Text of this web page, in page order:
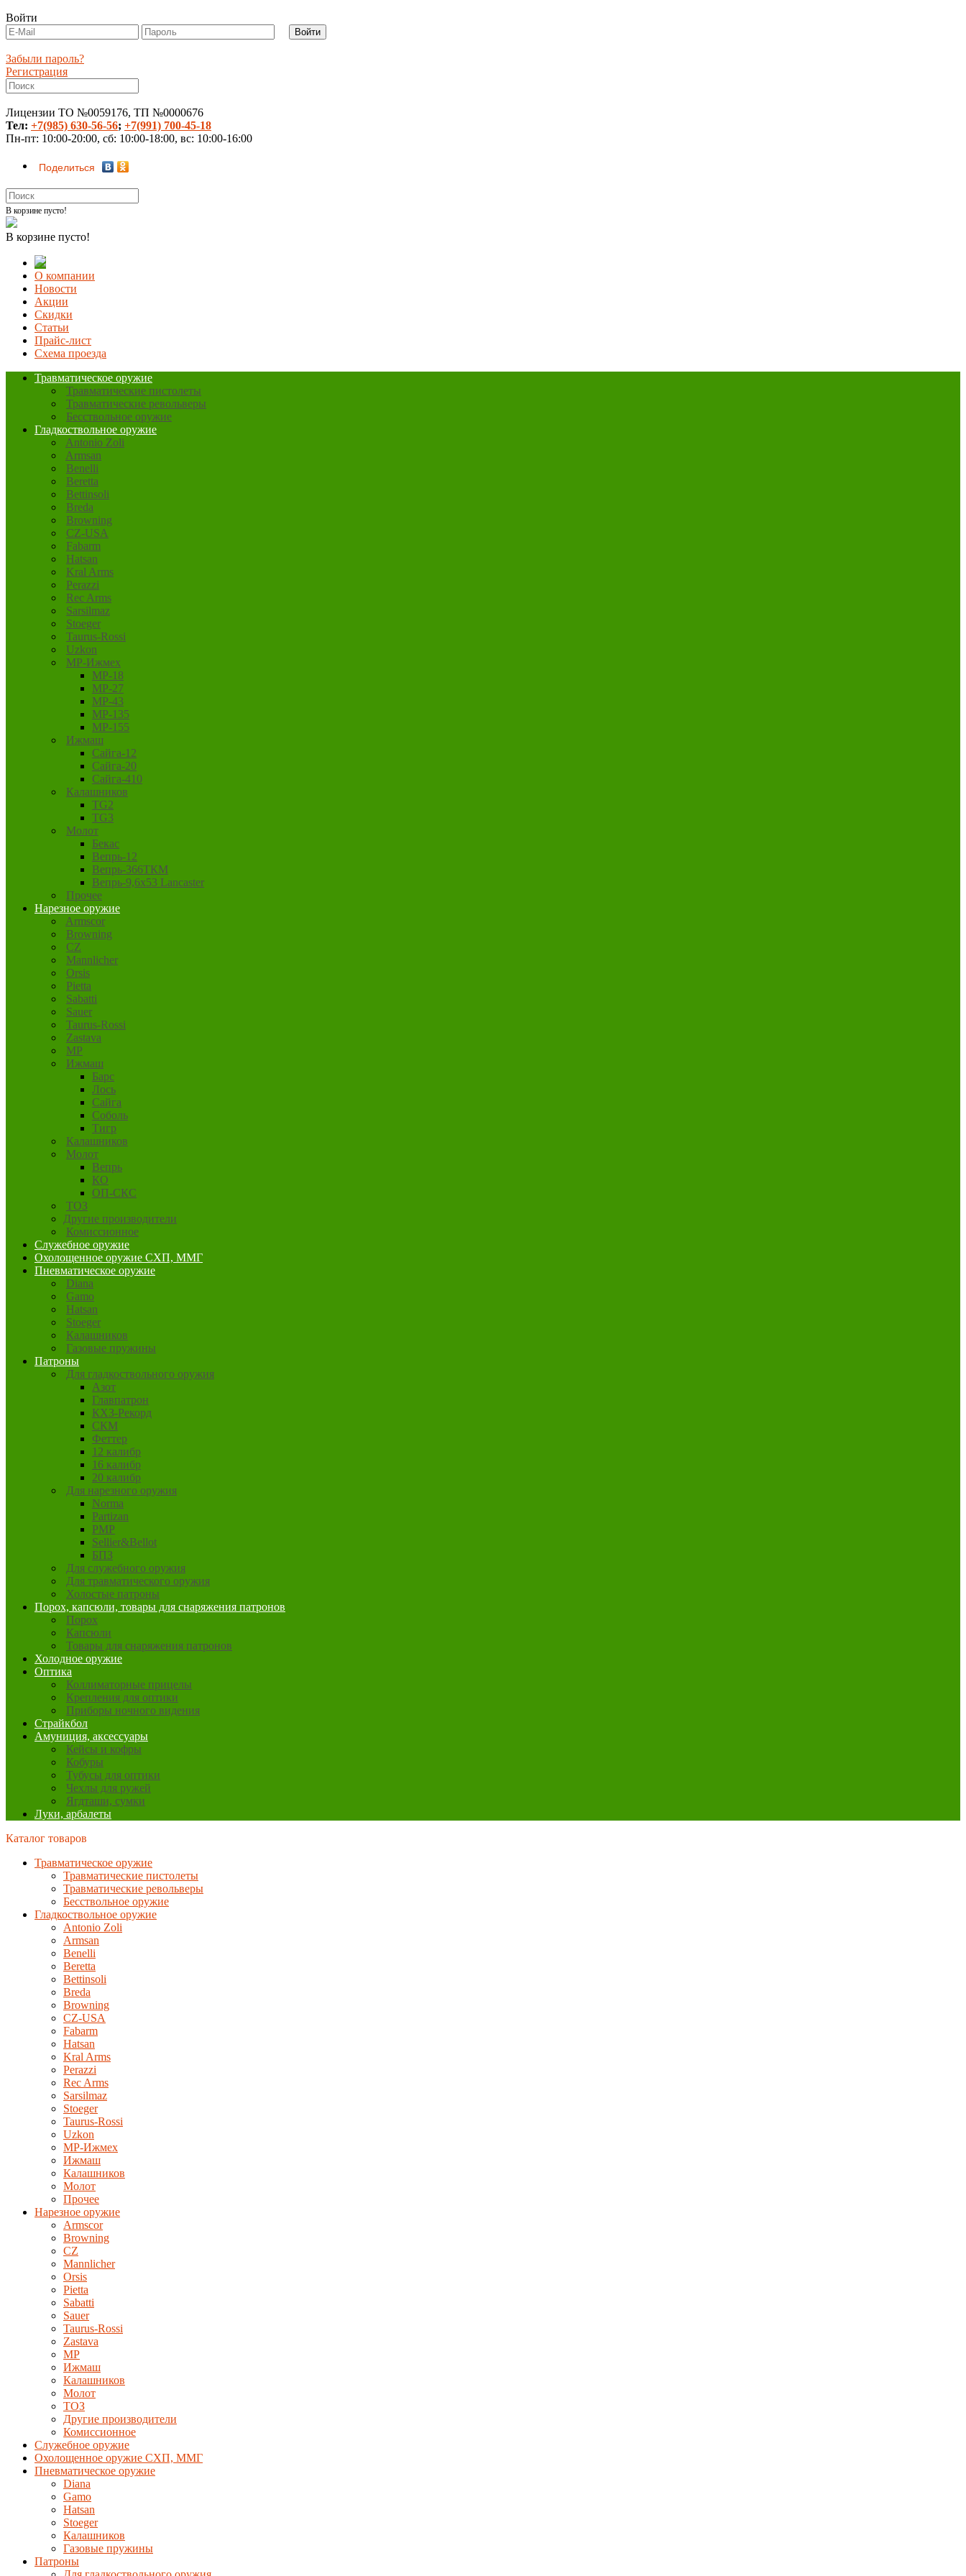
Войти
Забыли пароль?
Регистрация
Лицензии ТО №0059176, ТП №0000676
Тел: +7(985) 630-56-56; +7(991) 700-45-18
Пн-пт: 10:00-20:00, сб: 10:00-18:00, вс: 10:00-16:00
Поделиться
В корзине пусто!
В корзине пусто!
О компании
Новости
Акции
Скидки
Статьи
Прайс-лист
Схема проезда
Травматическое оружие
Травматические пистолеты
Травматические револьверы
Бесствольное оружие
Гладкоствольное оружие
Antonio Zoli
Armsan
Benelli
Beretta
Bettinsoli
Breda
Browning
CZ-USA
Fabarm
Hatsan
Kral Arms
Perazzi
Rec Arms
Sarsilmaz
Stoeger
Taurus-Rossi
Uzkon
MP-Ижмех
MP-18
MP-27
MP-43
MP-135
MP-155
Ижмаш
Сайга-12
Сайга-20
Сайга-410
Калашников
TG2
TG3
Молот
Бекас
Вепрь-12
Вепрь-366ТКМ
Вепрь-9,6х53 Lancaster
Прочее
Нарезное оружие
Armscor
Browning
CZ
Mannlicher
Orsis
Pietta
Sabatti
Sauer
Taurus-Rossi
Zastava
MP
Ижмаш
Барс
Лось
Сайга
Соболь
Тигр
Калашников
Молот
Вепрь
КО
ОП-СКС
ТОЗ
Другие производители
Комиссионное
Служебное оружие
Охолощенное оружие СХП, ММГ
Пневматическое оружие
Diana
Gamo
Hatsan
Stoeger
Калашников
Газовые пружины
Патроны
Для гладкоствольного оружия
Азот
Главпатрон
КХЗ-Рекорд
СКМ
Феттер
12 калибр
16 калибр
20 калибр
Для нарезного оружия
Norma
Partizan
PMP
Sellier&Bellot
БПЗ
Для служебного оружия
Для травматического оружия
Холостые патроны
Порох, капсюли, товары для снаряжения патронов
Порох
Капсюли
Товары для снаряжения патронов
Холодное оружие
Оптика
Коллиматорные прицелы
Крепления для оптики
Приборы ночного видения
Страйкбол
Амуниция, аксессуары
Кейсы и кофры
Кобуры
Тубусы для оптики
Чехлы для ружей
Ягдташи, сумки
Луки, арбалеты
Каталог товаров
Травматическое оружие
Травматические пистолеты
Травматические револьверы
Бесствольное оружие
Гладкоствольное оружие
Antonio Zoli
Armsan
Benelli
Beretta
Bettinsoli
Breda
Browning
CZ-USA
Fabarm
Hatsan
Kral Arms
Perazzi
Rec Arms
Sarsilmaz
Stoeger
Taurus-Rossi
Uzkon
MP-Ижмех
Ижмаш
Калашников
Молот
Прочее
Нарезное оружие
Armscor
Browning
CZ
Mannlicher
Orsis
Pietta
Sabatti
Sauer
Taurus-Rossi
Zastava
MP
Ижмаш
Калашников
Молот
ТОЗ
Другие производители
Комиссионное
Служебное оружие
Охолощенное оружие СХП, ММГ
Пневматическое оружие
Diana
Gamo
Hatsan
Stoeger
Калашников
Газовые пружины
Патроны